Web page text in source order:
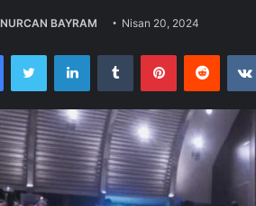
NURCAN BAYRAM Nisan 20, 2024
FacebookTwitter LinkedInTumblr PinterestReddit